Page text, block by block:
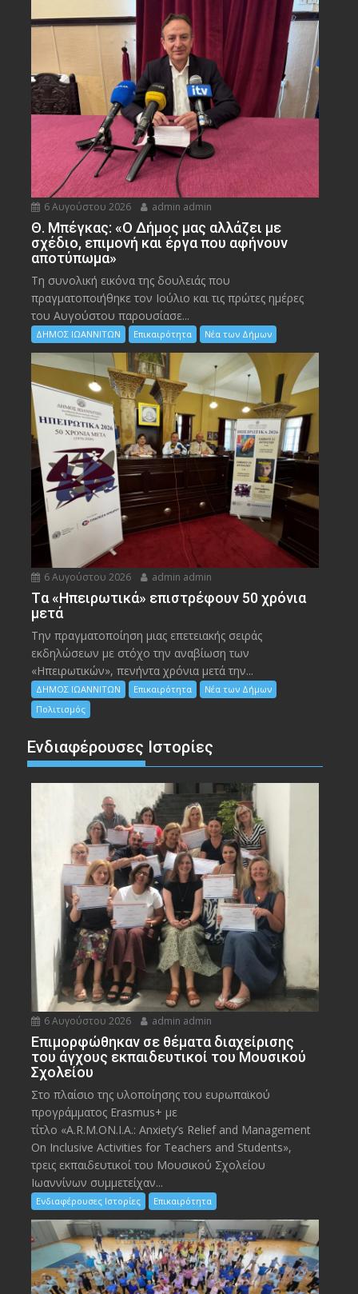
6 Αυγούστου 2026 admin admin
Θ. Μπέγκας: «Ο Δήμος μας αλλάζει με
σχέδιο, επιμονή και έργα που αφήνουν
αποτύπωμα»
Τη συνολική εικόνα της δουλειάς που
πραγματοποιήθηκε τον Ιούλιο και τις πρώτες ημέρες
του Αυγούστου παρουσίασε...
ΔΗΜΟΣ ΙΩΑΝΝΙΤΩΝ Επικαιρότητα Νέα των Δήμων
6 Αυγούστου 2026 admin admin
Tα «Ηπειρωτικά» επιστρέφουν 50 χρόνια
μετά
Την πραγματοποίηση μιας επετειακής σειράς
εκδηλώσεων με στόχο την αναβίωση των
«Ηπειρωτικών», πενήντα χρόνια μετά την...
ΔΗΜΟΣ ΙΩΑΝΝΙΤΩΝ Επικαιρότητα
Νέα των Δήμων
Πολιτισμός
Ενδιαφέρουσες Ιστορίες
6 Αυγούστου 2026 admin admin
Eπιμορφώθηκαν σε θέματα διαχείρισης
του άγχους εκπαιδευτικοί του Μουσικού
Σχολείου
Στο πλαίσιο της υλοποίησης του ευρωπαϊκού
προγράμματος Erasmus+ με
τίτλο «A.R.M.ON.I.A.: Anxiety’s Relief and Management
On Inclusive Activities for Teachers and Students»,
τρεις εκπαιδευτικοί του Μουσικού Σχολείου
Ιωαννίνων συμμετείχαν...
Ενδιαφέρουσες Ιστορίες Επικαιρότητα